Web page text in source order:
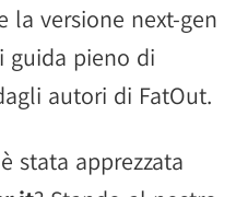
la versione next-gen
guida pieno di
autori di FatOut.
stata apprezzata